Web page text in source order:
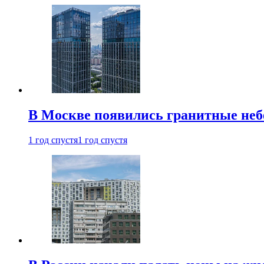
В Москве появились гранитные
1 год спустя1 год спустя